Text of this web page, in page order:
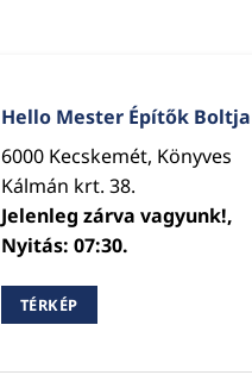
Hello Mester Építők Boltja
6000 Kecskemét, Könyves
Kálmán krt. 38.
Jelenleg zárva vagyunk!,
Nyitás: 07:30.
TÉRKÉP